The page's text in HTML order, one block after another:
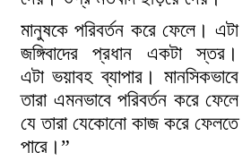
মানুষকে পরিবর্তন করে ফেলে। এটা
জঙ্গিবাদের প্রধান একটা স্তর।
এটা ভয়াবহ ব্যাপার। মানসিকভাবে
তারা এমনভাবে পরিবর্তন করে ফেলে
যে তারা যেকোনো কাজ করে ফেলতে
পারে।”